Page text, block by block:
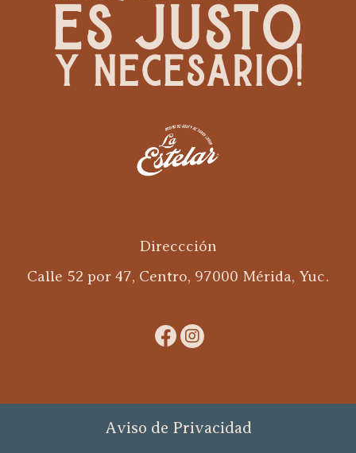
Direccción
Calle 52 por 47, Centro, 97000 Mérida, Yuc.
Aviso de Privacidad